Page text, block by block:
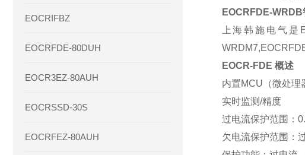
EOCRIFBZ
EOCRFDE-80DUH
EOCR3EZ-80AUH
EOCRSSD-30S
EOCRFEZ-80AUH
EOCRFDE-
上海韩施电气
EOCR-FDE 概述
内置MCU（微处理
实时监测/精度
过电流保护范围：
欠电流保护范围：